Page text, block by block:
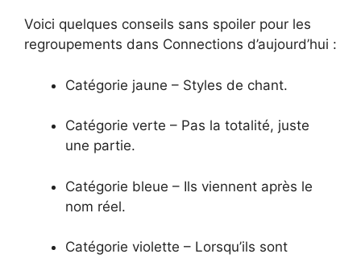
Voici quelques conseils sans spoiler pour les
regroupements dans Connections d’aujourd’hui :
Catégorie jaune – Styles de chant.
Catégorie verte – Pas la totalité, juste
une partie.
Catégorie bleue – Ils viennent après le
nom réel.
Catégorie violette – Lorsqu’ils sont